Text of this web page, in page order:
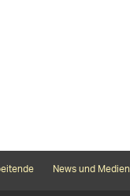
News und Medien